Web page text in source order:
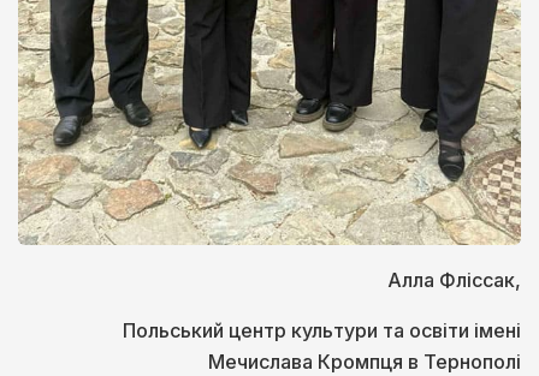
Алла Фліссак,
Польський центр культури та освіти імені
Мечислава Кромпця в Тернополі